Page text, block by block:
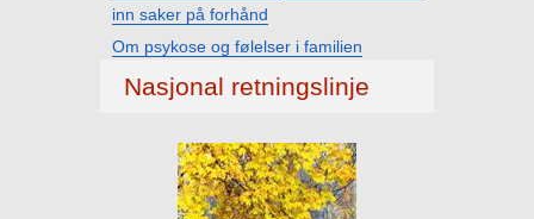
inn saker på forhånd
Om psykose og følelser i familien
Nasjonal retningslinje